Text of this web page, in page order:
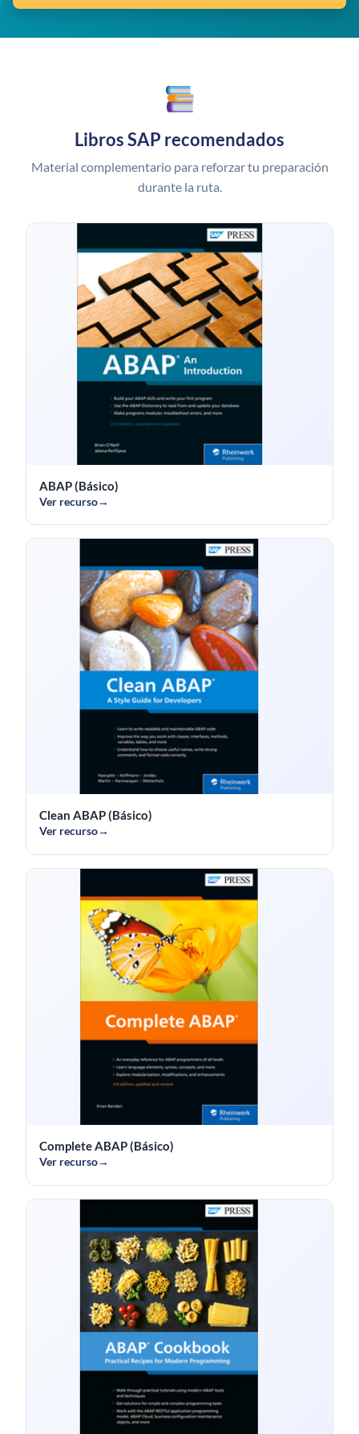
Libros SAP recomendados
Material complementario para reforzar tu preparación
durante la ruta.
ABAP (Básico)
Ver recurso→
Clean ABAP (Básico)
Ver recurso→
Complete ABAP (Básico)
Ver recurso→